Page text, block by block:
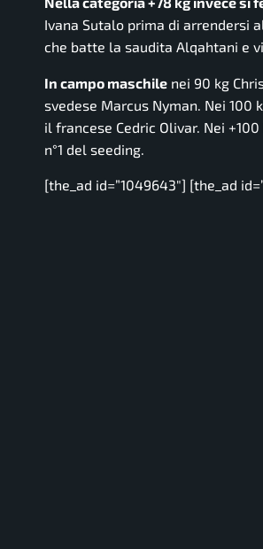
Ivana Sutalo prima di arrendersi
che batte la saudita Alqahtani e
In campo maschile nei 90 kg
svedese Marcus Nyman. Nei
il francese Cedric Olivar. Nei
n°1 del seeding.
[the_ad id=”1049643″] [the_ad